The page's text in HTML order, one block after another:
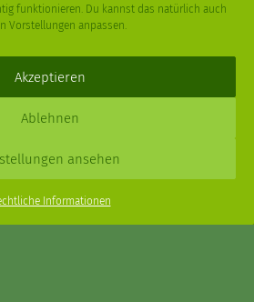
funktionieren. Du kannst das natürlich auch
Vorstellungen anpassen.
Akzeptieren
Ablehnen
ansehen
Informationen
Menu